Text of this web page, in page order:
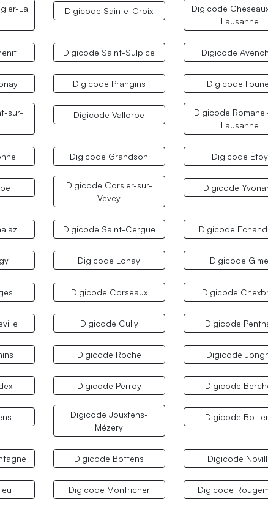
La
Digicode Sainte-Croix
Digicode
Lausanne
Digicode Saint-Sulpice Digicode
Digicode Prangins Digicode
sur-
Digicode Vallorbe
Digicode
Lausanne
Digicode Grandson Digicode Étoy
Digicode Corsier-sur-
Vevey
Digicode
Digicode Saint-Cergue Digicode
Digicode Lonay Digicode
Digicode Corseaux Digicode
Digicode Cully Digicode
Digicode Roche Digicode
Digicode Perroy Digicode
Digicode Jouxtens-
Mézery
Digicode
Digicode Bottens Digicode
Digicode Montricher Digicode